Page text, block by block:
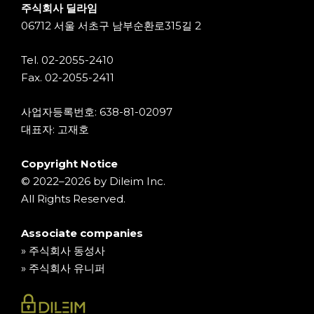
주식회사 딜라임
06712 서울 서초구 남부순환로315길 2
Tel. 02-2055-2410
Fax. 02-2055-2411
사업자등록번호: 638-81-02097
대표자: 고재호
Copyright Notice
© 2022–2026 by Dileim Inc.
All Rights Reserved.
Associate companies
» 주식회사 동성사
» 주식회사 유니퍼